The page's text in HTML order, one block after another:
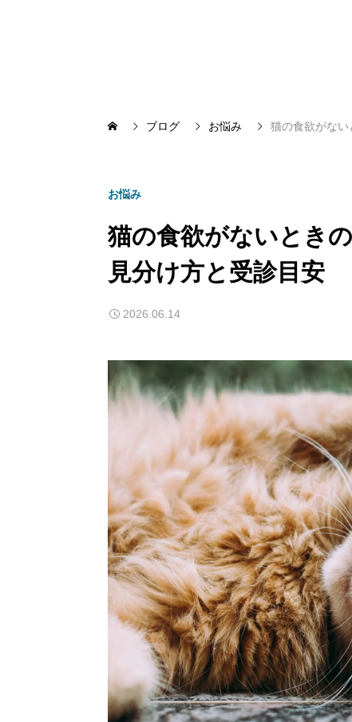
ブログ お悩み 猫の食欲がな
お悩み
猫の食欲がないとき
見分け方と受診目安
2026.06.14